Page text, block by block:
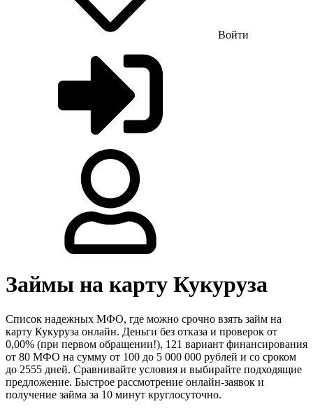
Войти
Займы на карту Кукуруза
Список надежных МФО, где можно срочно взять займ на
карту Кукуруза онлайн. Деньги без отказа и проверок от
0,00% (при первом обращении!), 121 вариант финансирования
от 80 МФО на сумму от 100 до 5 000 000 рублей и со сроком
до 2555 дней. Сравнивайте условия и выбирайте подходящие
предложение. Быстрое рассмотрение онлайн-заявок и
получение займа за 10 минут круглосуточно.